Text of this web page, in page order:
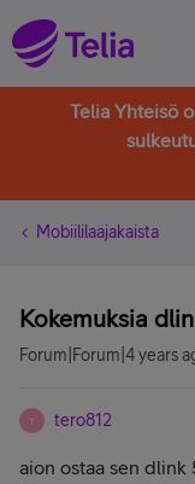
Telia Yhteisö
Mobiililaajakaista
Kokemuksia
Forum|Forum|4 years
T tero812
aion ostaa sen dlink